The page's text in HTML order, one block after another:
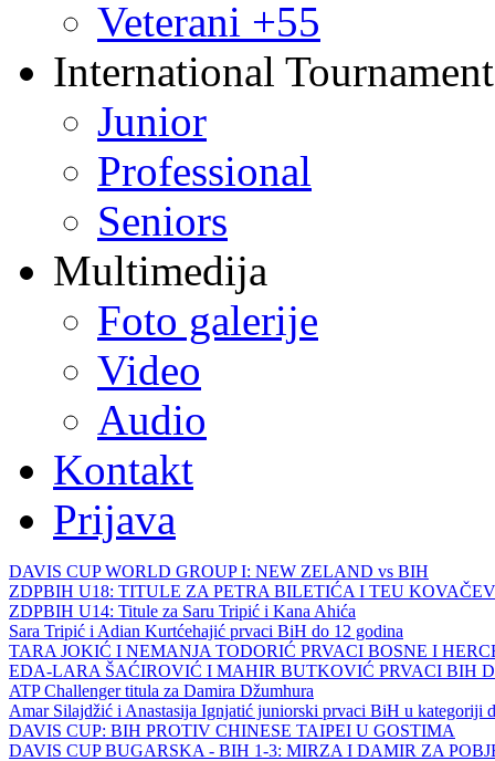
Veterani +55
International
Junior
Professional
Seniors
Multimedija
Foto galerije
Video
Audio
Kontakt
Prijava
DAVIS CUP WORLD GROUP I: NEW ZELAND vs BIH
ZDPBIH U18: TITULE ZA PETRA BILETIĆA I TEU
ZDPBIH U14: Titule za Saru Tripić i Kana Ahića
Sara Tripić i Adian Kurtćehajić prvaci BiH do 12 godina
TARA JOKIĆ I NEMANJA TODORIĆ PRVACI BOSNE I
EDA-LARA ŠAĆIROVIĆ I MAHIR BUTKOVIĆ PRVACI BIH
ATP Challenger titula za Damira Džumhura
Amar Silajdžić i Anastasija Ignjatić juniorski prvaci BiH u kategoriji
DAVIS CUP: BIH PROTIV CHINESE TAIPEI U GOSTIMA
DAVIS CUP BUGARSKA - BIH 1-3: MIRZA I DAMIR ZA